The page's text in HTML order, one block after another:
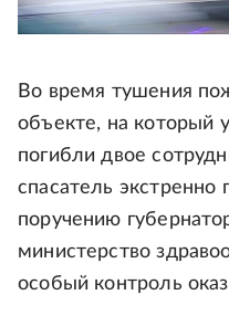
Во время тушения
объекте, на который
погибли двое
спасатель экстренно
поручению
министерство
особый контроль